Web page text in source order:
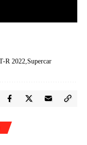
R 2022 Supercar